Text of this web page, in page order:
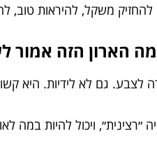
להחזיק משקל, להיראות טוב,
הארון הזה אמור
גם לא לידיות. היא
״רצינית״, ויכול להיות